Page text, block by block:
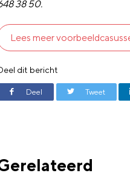
38 50.
Lees meer
dit bericht
Deel Tweet